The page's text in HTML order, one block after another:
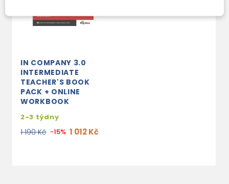
IN COMPANY 3.0
INTERMEDIATE
TEACHER'S BOOK
PACK + ONLINE
WORKBOOK
2-3 týdny
1 190 Kč -15% 1 012 Kč